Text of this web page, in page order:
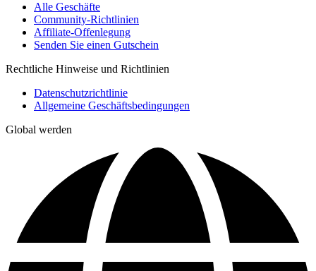
Alle Geschäfte
Community-Richtlinien
Affiliate-Offenlegung
Senden Sie einen Gutschein
Rechtliche Hinweise und Richtlinien
Datenschutzrichtlinie
Allgemeine Geschäftsbedingungen
Global werden